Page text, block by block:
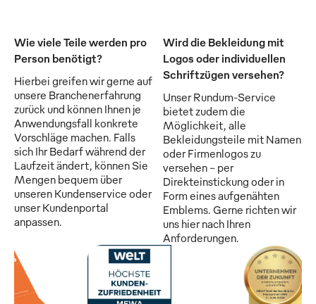
Wie viele Teile werden pro
Person benötigt?
Hierbei greifen wir gerne auf
unsere Branchenerfahrung
zurück und können Ihnen je
Anwendungsfall konkrete
Vorschläge machen. Falls
sich Ihr Bedarf während der
Laufzeit ändert, können Sie
Mengen bequem über
unseren Kundenservice oder
unser Kundenportal
anpassen.
Wird die Bekleidung mit
Logos oder individuellen
Schriftzügen versehen?
Unser Rundum-Service
bietet zudem die
Möglichkeit, alle
Bekleidungsteile mit Namen
oder Firmenlogos zu
versehen - per
Direkteinstickung oder in
Form eines aufgenähten
Emblems. Gerne richten wir
uns hier nach Ihren
Anforderungen.